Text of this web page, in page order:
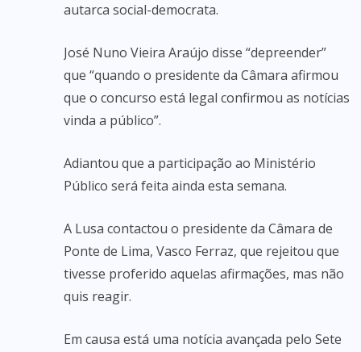
autarca social-democrata.
José Nuno Vieira Araújo disse “depreender”
que “quando o presidente da Câmara afirmou
que o concurso está legal confirmou as notícias
vinda a público”.
Adiantou que a participação ao Ministério
Público será feita ainda esta semana.
A Lusa contactou o presidente da Câmara de
Ponte de Lima, Vasco Ferraz, que rejeitou que
tivesse proferido aquelas afirmações, mas não
quis reagir.
Em causa está uma notícia avançada pelo Sete